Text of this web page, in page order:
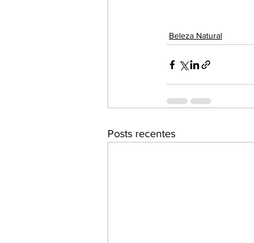
Beleza Natural
Posts recentes